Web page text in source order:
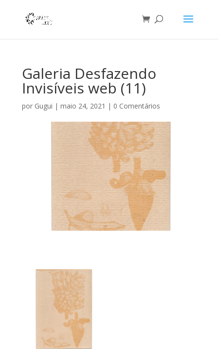
Galeria Desfazendo
Invisíveis web (11)
por Gugui | maio 24, 2021 | 0 Comentários